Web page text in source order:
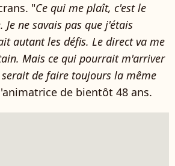
"Ce qui me plaît, c'est le
Je ne savais pas que j'étais
autant les défis. Le direct va me
Mais ce qui pourrait m'arriver
de faire toujours la même
de bientôt 48 ans.